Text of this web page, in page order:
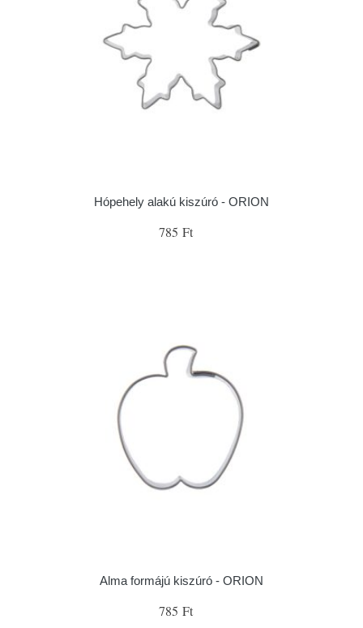
Hópehely alakú kiszúró - ORION
785 Ft
Alma formájú kiszúró - ORION
785 Ft